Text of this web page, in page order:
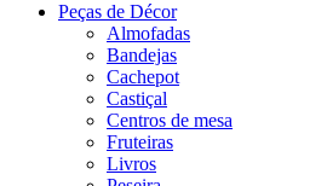
Peças de Décor
Almofadas
Bandejas
Cachepot
Castiçal
Centros de mesa
Fruteiras
Livros